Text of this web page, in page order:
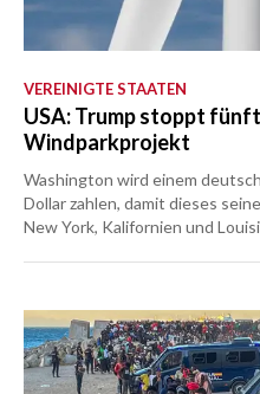
VEREINIGTE STAATEN
USA: Trump stoppt
Windparkprojekt
Washington wird einem
Dollar zahlen, damit dieses
New York, Kalifornien und